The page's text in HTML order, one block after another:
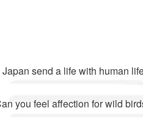
send a life with human
you feel affection for wild